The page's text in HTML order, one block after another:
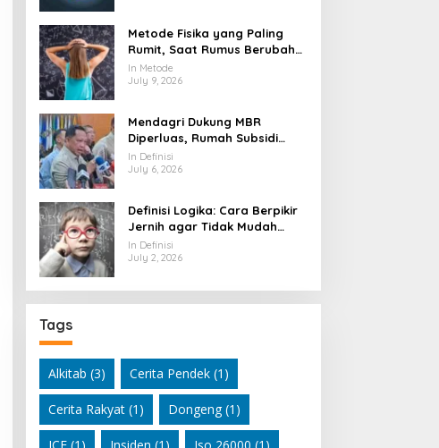
Metode Fisika yang Paling
Rumit, Saat Rumus Berubah
Jadi Mesin Pembaca Alam
Semesta
In Metode
July 9, 2026
Mendagri Dukung MBR
Diperluas, Rumah Subsidi
Dibuka Lebih Lebar
In Definisi
July 6, 2026
Definisi Logika: Cara Berpikir
Jernih agar Tidak Mudah
Terseret Kesimpulan Keliru
In Definisi
July 2, 2026
Tags
Alkitab (3) Cerita Pendek(1)
Cerita Rakyat(1) Dongeng(1)